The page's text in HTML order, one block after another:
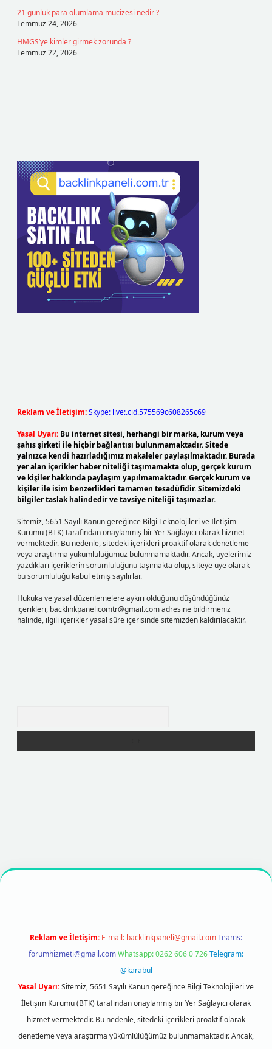
21 günlük para olumlama mucizesi nedir ?
Temmuz 24, 2026
HMGS’ye kimler girmek zorunda ?
Temmuz 22, 2026
Reklam ve İletişim:Skype: live:.cid.575569c608265c69
Yasal Uyarı: Bu internet sitesi, herhangi bir marka, kurum veya
şahıs şirketi ile hiçbir bağlantısı bulunmamaktadır. Sitede
yalnızca kendi hazırladığımız makaleler paylaşılmaktadır. Burada
yer alan içerikler haber niteliği taşımamakta olup, gerçek kurum
ve kişiler hakkında paylaşım yapılmamaktadır. Gerçek kurum ve
kişiler ile isim benzerlikleri tamamen tesadüfidir. Sitemizdeki
bilgiler taslak halindedir ve tavsiye niteliği taşımazlar.
Sitemiz, 5651 Sayılı Kanun gereğince Bilgi Teknolojileri ve İletişim
Kurumu (BTK) tarafından onaylanmış bir Yer Sağlayıcı olarak hizmet
vermektedir. Bu nedenle, sitedeki içerikleri proaktif olarak denetleme
veya araştırma yükümlülüğümüz bulunmamaktadır. Ancak, üyelerimiz
yazdıkları içeriklerin sorumluluğunu taşımakta olup, siteye üye olarak
bu sorumluluğu kabul etmiş sayılırlar.
Hukuka ve yasal düzenlemelere aykırı olduğunu düşündüğünüz
içerikleri, backlinkpanelicomtr@gmail.comadresine bildirmeniz
halinde, ilgili içerikler yasal süre içerisinde sitemizden kaldırılacaktır.
https://betexpergir.net/
Reklam ve İletişim: E-mail: backlinkpaneli@gmail.comTeams:
forumhizmeti@gmail.comWhatsapp: 0262 606 0 726Telegram:
@karabul
Yasal Uyarı:Sitemiz, 5651 Sayılı Kanun gereğince Bilgi Teknolojileri ve
İletişim Kurumu (BTK) tarafından onaylanmış bir Yer Sağlayıcı olarak
hizmet vermektedir. Bu nedenle, sitedeki içerikleri proaktif olarak
denetleme veya araştırma yükümlülüğümüz bulunmamaktadır. Ancak,